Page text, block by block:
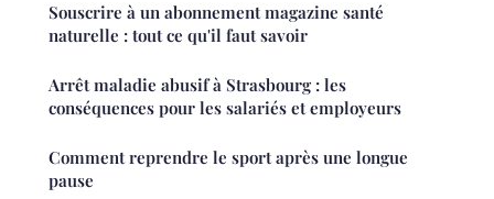
Souscrire à un abonnement magazine santé
naturelle : tout ce qu'il faut savoir
Arrêt maladie abusif à Strasbourg : les
conséquences pour les salariés et employeurs
Comment reprendre le sport après une longue
pause